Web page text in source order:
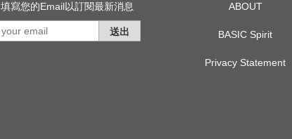
填寫您的Email以訂閱最新消息
送出
ABOUT
BASIC Spirit
Privacy Statement